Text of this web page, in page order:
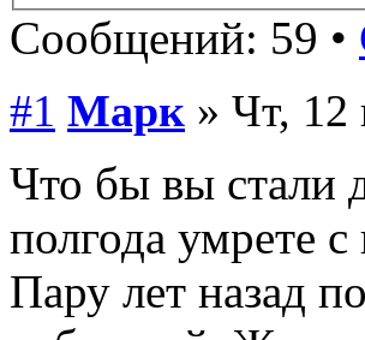
Сообщений: 59 •
#1 Марк » Чт, 12
Что бы вы стали
полгода умрете
Пару лет назад